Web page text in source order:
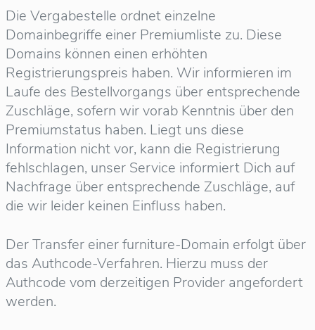
Die Vergabestelle ordnet einzelne
Domainbegriffe einer Premiumliste zu. Diese
Domains können einen erhöhten
Registrierungspreis haben. Wir informieren im
Laufe des Bestellvorgangs über entsprechende
Zuschläge, sofern wir vorab Kenntnis über den
Premiumstatus haben. Liegt uns diese
Information nicht vor, kann die Registrierung
fehlschlagen, unser Service informiert Dich auf
Nachfrage über entsprechende Zuschläge, auf
die wir leider keinen Einfluss haben.
Der Transfer einer furniture-Domain erfolgt über
das Authcode-Verfahren. Hierzu muss der
Authcode vom derzeitigen Provider angefordert
werden.